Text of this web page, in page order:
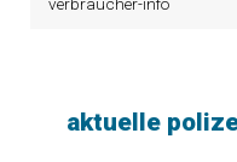
aktuelle